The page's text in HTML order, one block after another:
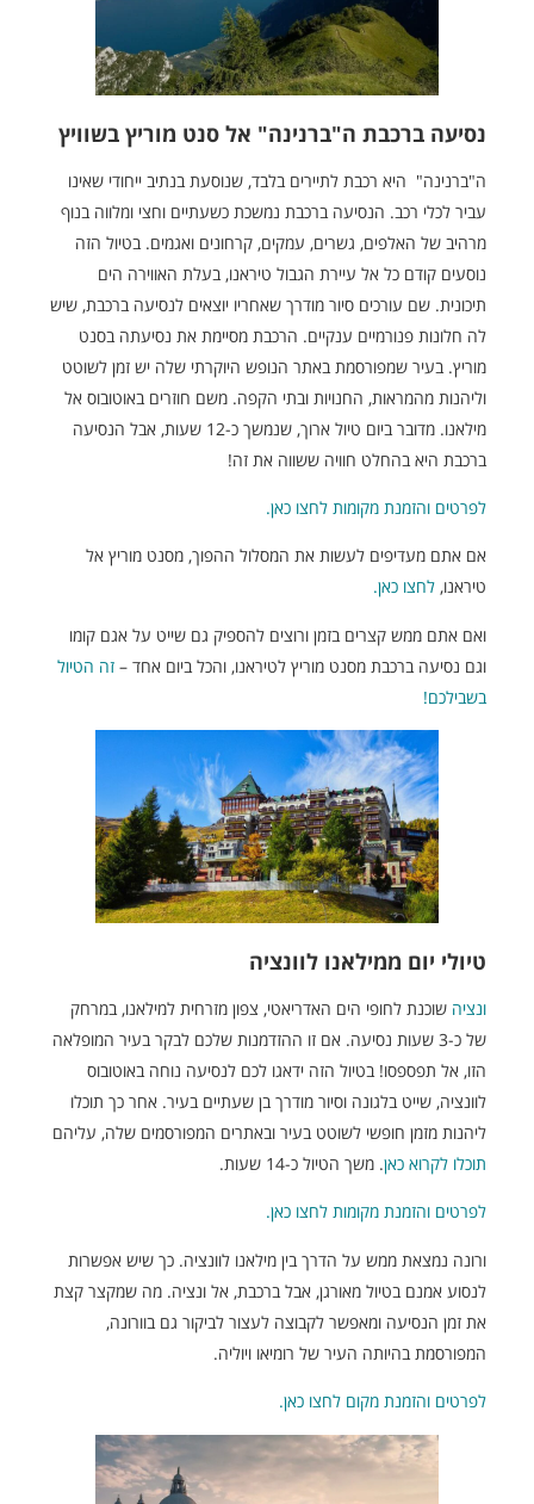
נסיעה ברכבת ה"ברנינה" אל סנט מוריץ בשוויץ
ה"ברנינה" היא רכבת לתיירים בלבד, שנוסעת בנתיב ייחודי שאינו
עביר לכלי רכב. הנסיעה ברכבת נמשכת כשעתיים וחצי ומלווה בנוף
מרהיב של האלפים, גשרים, עמקים, קרחונים ואגמים. בטיול הזה
נוסעים קודם כל אל עיירת הגבול טיראנו, בעלת האווירה הים
תיכונית. שם עורכים סיור מודרך שאחריו יוצאים לנסיעה ברכבת, שיש
לה חלונות פנורמיים ענקיים. הרכבת מסיימת את נסיעתה בסנט
מוריץ. בעיר שמפורסמת באתר הנופש היוקרתי שלה יש זמן לשוטט
וליהנות מהמראות, החנויות ובתי הקפה. משם חוזרים באוטובוס אל
מילאנו. מדובר ביום טיול ארוך, שנמשך כ-12 שעות, אבל הנסיעה
ברכבת היא בהחלט חוויה ששווה את זה!
לפרטים והזמנת מקומות לחצו כאן.
אם אתם מעדיפים לעשות את המסלול ההפוך, מסנט מוריץ אל
טיראנו,לחצו כאן.
ואם אתם ממש קצרים בזמן ורוצים להספיק גם שייט על אגם קומו
וגם נסיעה ברכבת מסנט מוריץ לטיראנו, והכל ביום אחד –זה הטיול
בשבילכם!
טיולי יום ממילאנו לוונציה
ונציהשוכנת לחופי הים האדריאטי, צפון מזרחית למילאנו, במרחק
של כ-3 שעות נסיעה. אם זו ההזדמנות שלכם לבקר בעיר המופלאה
הזו, אל תפספסו! בטיול הזה ידאגו לכם לנסיעה נוחה באוטובוס
לוונציה, שייט בלגונה וסיור מודרך בן שעתיים בעיר. אחר כך תוכלו
ליהנות מזמן חופשי לשוטט בעיר ובאתרים המפורסמים שלה, עליהם
תוכלו לקרוא כאן. משך הטיול כ-14 שעות.
לפרטים והזמנת מקומות לחצו כאן.
ורונה נמצאת ממש על הדרך בין מילאנו לוונציה. כך שיש אפשרות
לנסוע אמנם בטיול מאורגן, אבל ברכבת, אל ונציה. מה שמקצר קצת
את זמן הנסיעה ומאפשר לקבוצה לעצור לביקור גם בוורונה,
המפורסמת בהיותה העיר של רומיאו ויוליה.
לפרטים והזמנת מקום לחצו כאן.